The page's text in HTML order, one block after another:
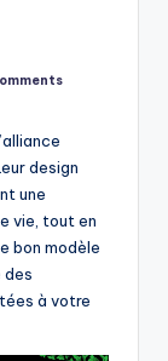
design
une
vie, tout en
bon modèle
des
à votre